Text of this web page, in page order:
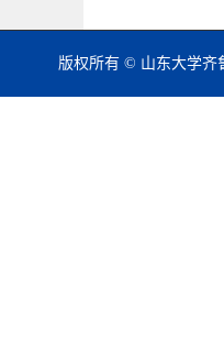
版权所有 © 山东大学